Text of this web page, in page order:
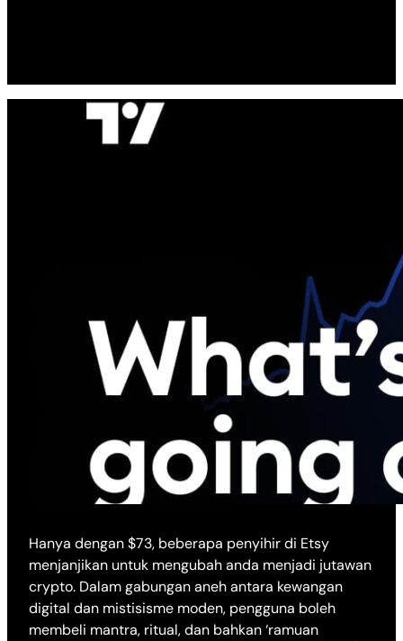
Hanya dengan $73, beberapa penyihir di Etsy
menjanjikan untuk mengubah anda menjadi jutawan
crypto. Dalam gabungan aneh antara kewangan
digital dan mistisisme moden, pengguna boleh
membeli mantra, ritual, dan bahkan ‘ramuan